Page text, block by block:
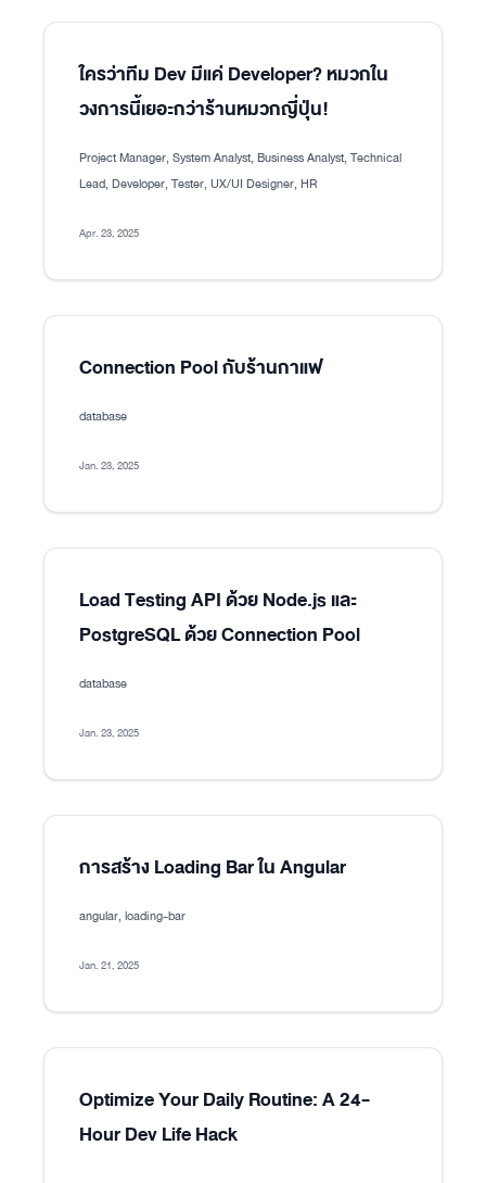
ใครว่าทีม Dev มีแค่ Developer? หมวกใน
วงการนี้เยอะกว่าร้านหมวกญี่ปุ่น!
Project Manager, System Analyst, Business Analyst, Technical
Lead, Developer, Tester, UX/UI Designer, HR
Apr. 23, 2025
Connection Pool กับร้านกาแฟ
database
Jan. 23, 2025
Load Testing API ด้วย Node.js และ
PostgreSQL ด้วย Connection Pool
database
Jan. 23, 2025
การสร้าง Loading Bar ใน Angular
angular, loading-bar
Jan. 21, 2025
Optimize Your Daily Routine: A 24-
Hour Dev Life Hack